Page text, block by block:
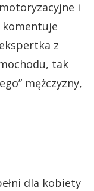
i
komentuje
z
tak
mężczyzny,
dla kobiety